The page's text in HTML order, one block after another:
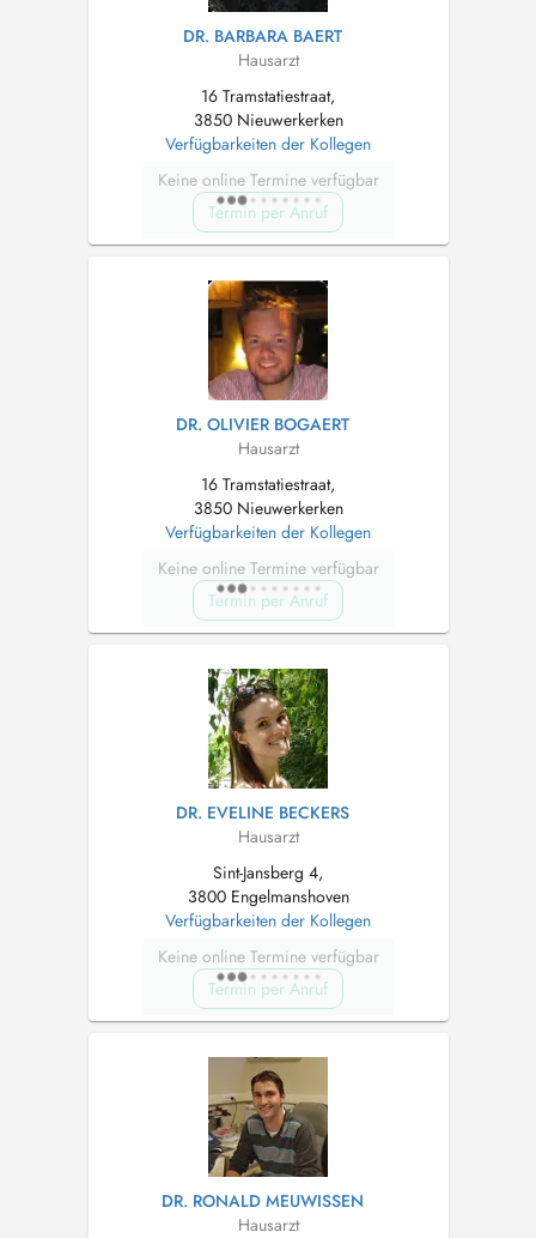
DR. BARBARA BAERT
Hausarzt
16 Tramstatiestraat,
3850 Nieuwerkerken
Verfügbarkeiten der Kollegen
Keine online Termine verfügbar
Termin per Anruf
DR. OLIVIER BOGAERT
Hausarzt
16 Tramstatiestraat,
3850 Nieuwerkerken
Verfügbarkeiten der Kollegen
Keine online Termine verfügbar
Termin per Anruf
DR. EVELINE BECKERS
Hausarzt
Sint-Jansberg 4,
3800 Engelmanshoven
Verfügbarkeiten der Kollegen
Keine online Termine verfügbar
Termin per Anruf
DR. RONALD MEUWISSEN
Hausarzt